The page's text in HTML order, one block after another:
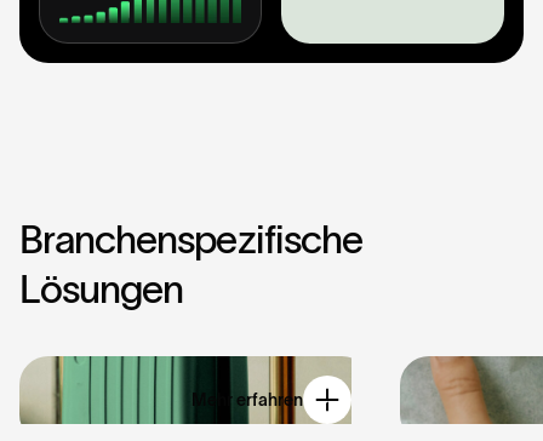
Branchenspezifische
Lösungen
Mehr erfahren